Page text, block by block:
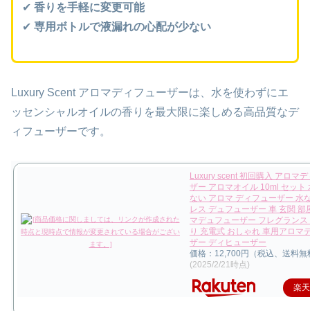
✔ 香りを手軽に変更可能
✔ 専用ボトルで液漏れの心配が少ない
Luxury Scent アロマディフューザーは、水を使わずにエ
ッセンシャルオイルの香りを最大限に楽しめる高品質なデ
ィフューザーです。
Luxury scent 初回購入 アロマ
ザー アロマオイル 10ml セット
ない アロマ ディフューザー 水
レス デュフューザー 車 玄関 部
マデュフューザー フレグラン
り 充電式 おしゃれ 車用アロマ
ザー ディヒューザー
価格：12,700円（税込、送料無
(2025/2/21時点)
楽